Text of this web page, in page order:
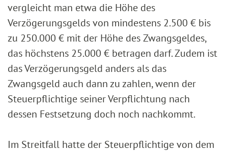
vergleicht man etwa die Höhe des
Verzögerungsgelds von mindestens 2.500 € bis
zu 250.000 € mit der Höhe des Zwangsgeldes,
das höchstens 25.000 € betragen darf. Zudem ist
das Verzögerungsgeld anders als das
Zwangsgeld auch dann zu zahlen, wenn der
Steuerpflichtige seiner Verpflichtung nach
dessen Festsetzung doch noch nachkommt.
Im Streitfall hatte der Steuerpflichtige von dem